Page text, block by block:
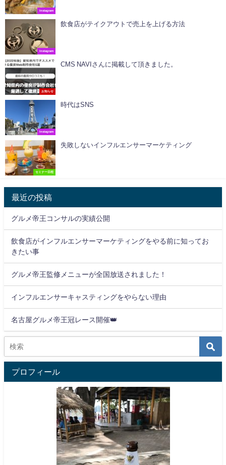
Instagram
Instagram
飲食店がテイクアウトで売上を上げる方法
お知らせ
CMS NAVIさんに掲載して頂きました。
Instagram
時代はSNS
セミナー日程
失敗しないインフルエンサーマーケティング
最近の投稿
グルメ帝王コンサルの実績公開
飲食店がインフルエンサーマーケティングをやる前に知ってお
きたい事
グルメ帝王監修メニューが全国放送されました！
インフルエンサーキャスティングをやらない理由
名古屋グルメ帝王冠レース開催👑
プロフィール